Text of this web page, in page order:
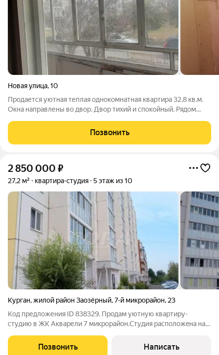
Новая улица,10
Продается уютная теплая однокомнатная квартира 32,8 кв.м.
Окна направлены во двор. Двор тихий и спокойный. Рядом
поликлиника. Есть балкон. Подъезд чистый, соседи
возрастные, спокойные. Под окнами нет
Позвонить
2 850 000 ₽
27,2 м² квартира-студия 5 этаж из 10
Курган,жилой район Заозёрный,7-й микрорайон, 23
Код предложения ID 838329. Пpoдам уютную квaртиру-
cтудию в ЖK Акварели 7 микpоpайон.Cтудия pаcпoлoжeнa нa
cтудии выполнен косметичeский рeмoнт: уcтановлено евpо
окнo, лoджия стeклопакeты, новая
Позвонить Написать